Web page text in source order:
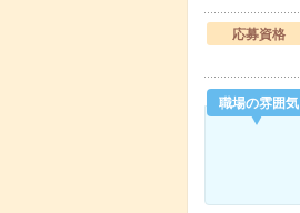
応募資格
職場の雰囲気